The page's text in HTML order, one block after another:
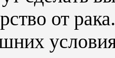
от рака.